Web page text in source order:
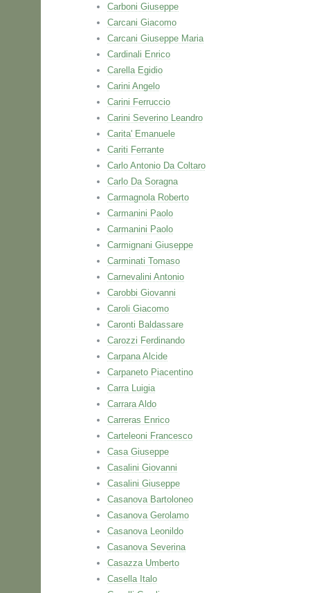
Carboni Giuseppe
Carcani Giacomo
Carcani Giuseppe Maria
Cardinali Enrico
Carella Egidio
Carini Angelo
Carini Ferruccio
Carini Severino Leandro
Carita' Emanuele
Cariti Ferrante
Carlo Antonio Da Coltaro
Carlo Da Soragna
Carmagnola Roberto
Carmanini Paolo
Carmanini Paolo
Carmignani Giuseppe
Carminati Tomaso
Carnevalini Antonio
Carobbi Giovanni
Caroli Giacomo
Caronti Baldassare
Carozzi Ferdinando
Carpana Alcide
Carpaneto Piacentino
Carra Luigia
Carrara Aldo
Carreras Enrico
Carteleoni Francesco
Casa Giuseppe
Casalini Giovanni
Casalini Giuseppe
Casanova Bartoloneo
Casanova Gerolamo
Casanova Leonildo
Casanova Severina
Casazza Umberto
Casella Italo